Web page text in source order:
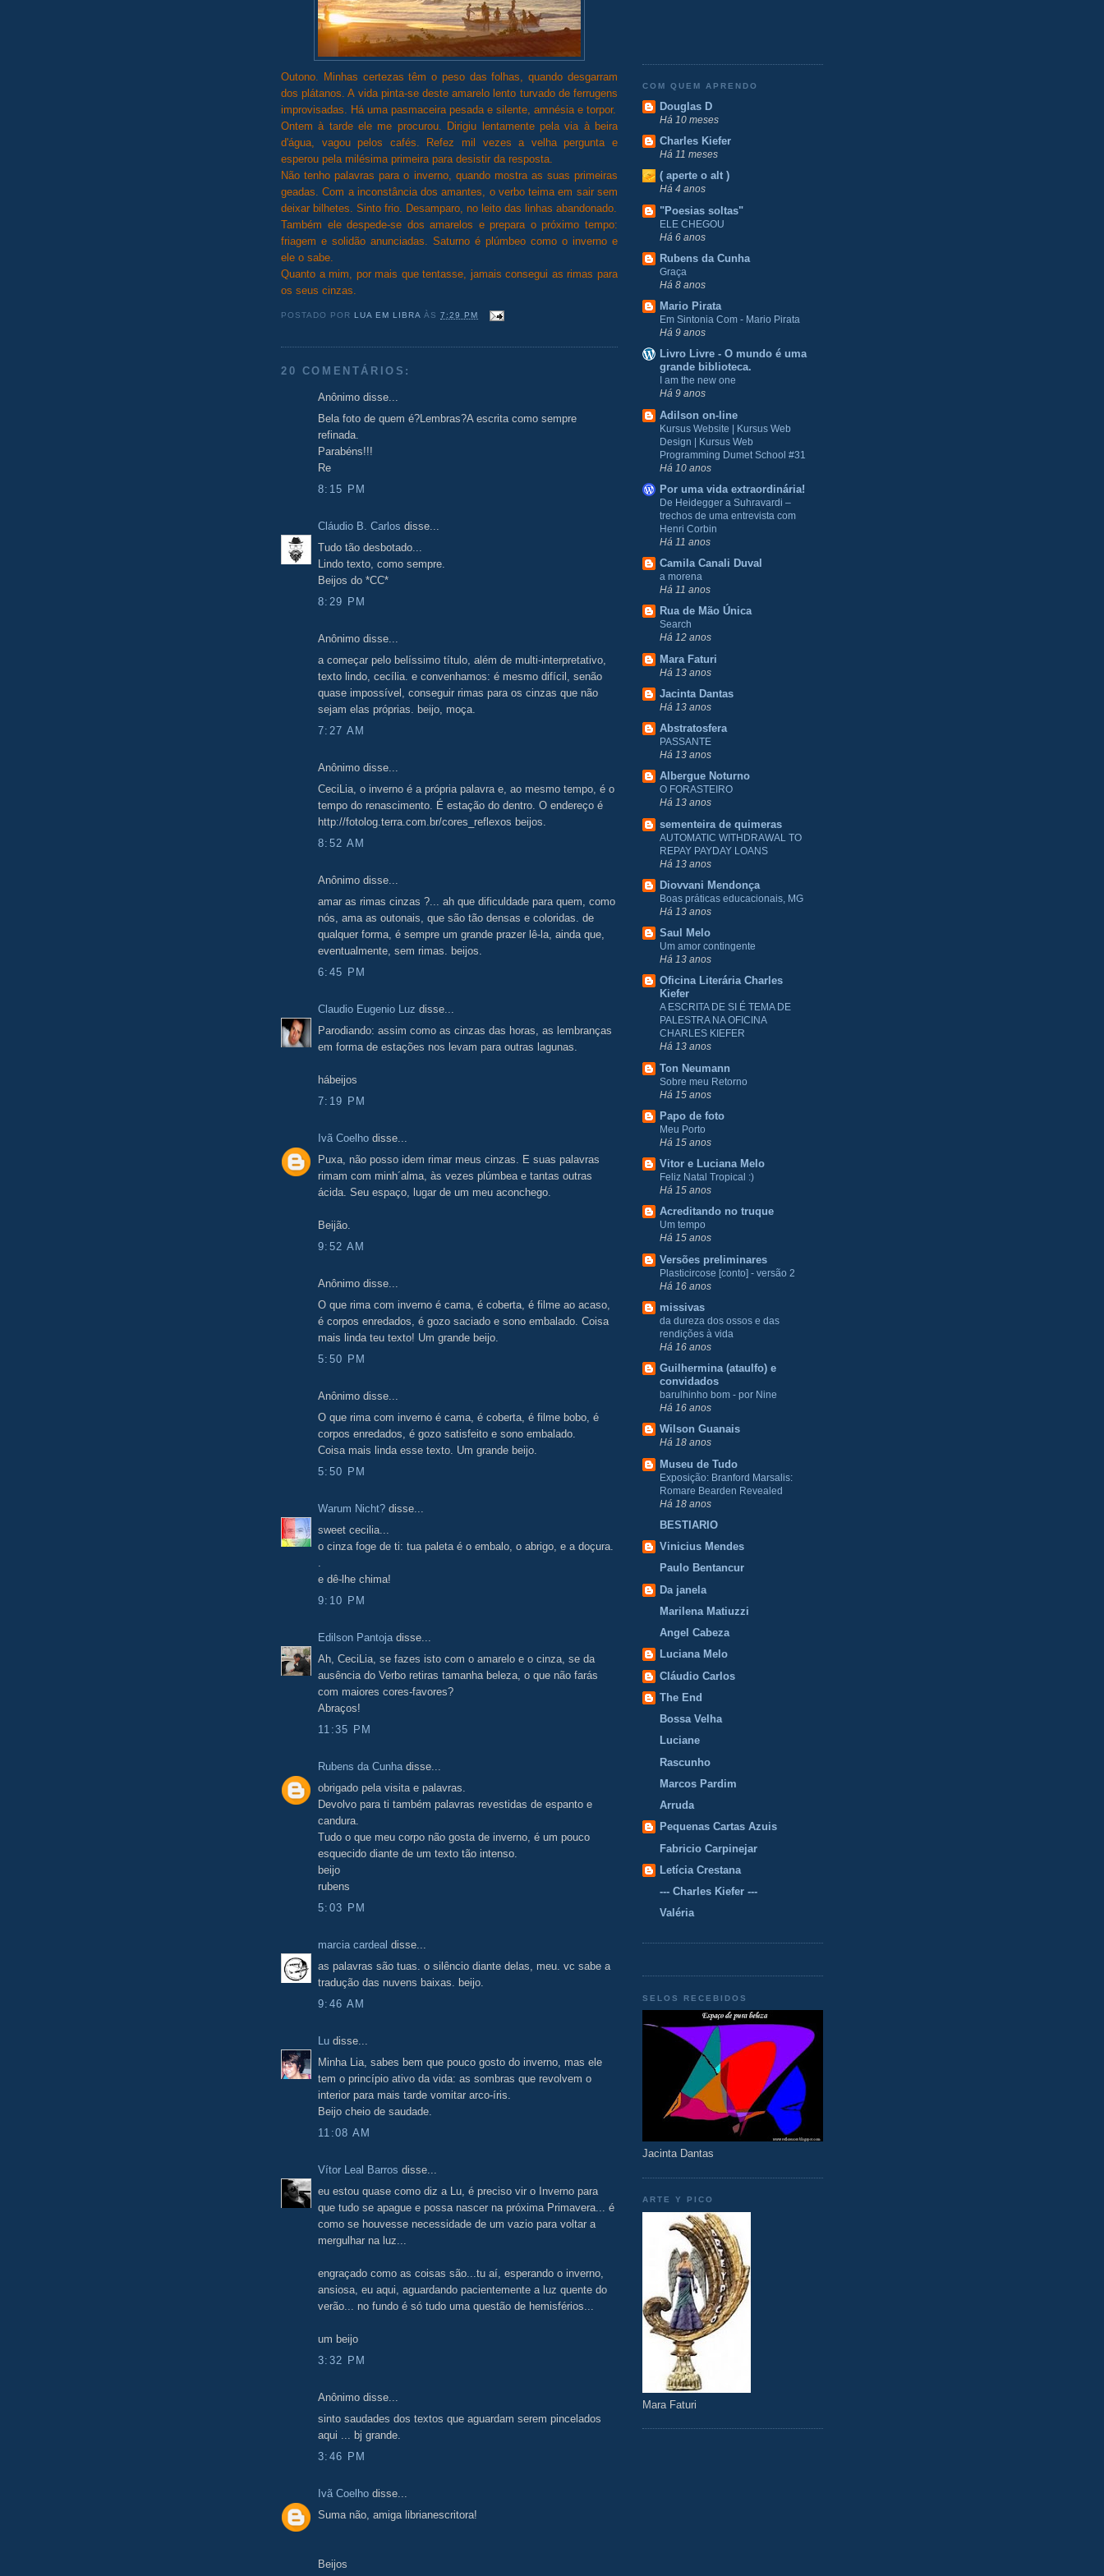
Outono. Minhas certezas têm o peso das folhas, quando desgarram
dos plátanos. A vida pinta-se deste amarelo lento turvado de ferrugens
improvisadas. Há uma pasmaceira pesada e silente, amnésia e torpor.
Ontem à tarde ele me procurou. Dirigiu lentamente pela via à beira
d'água, vagou pelos cafés. Refez mil vezes a velha pergunta e
esperou pela milésima primeira para desistir da resposta.
Não tenho palavras para o inverno, quando mostra as suas primeiras
geadas. Com a inconstância dos amantes, o verbo teima em sair sem
deixar bilhetes. Sinto frio. Desamparo, no leito das linhas abandonado.
Também ele despede-se dos amarelos e prepara o próximo tempo:
friagem e solidão anunciadas. Saturno é plúmbeo como o inverno e
ele o sabe.
Quanto a mim, por mais que tentasse, jamais consegui as rimas para
os seus cinzas.
POSTADO POR LUA EM LIBRA ÀS7:29 PM
20 COMENTÁRIOS:
Anônimo disse...
Bela foto de quem é?Lembras?A escrita como sempre
refinada.
Parabéns!!!
Re
8:15 PM
Cláudio B. Carlos disse...
Tudo tão desbotado...
Lindo texto, como sempre.
Beijos do *CC*
8:29 PM
Anônimo disse...
a começar pelo belíssimo título, além de multi-interpretativo,
texto lindo, cecília. e convenhamos: é mesmo difícil, senão
quase impossível, conseguir rimas para os cinzas que não
sejam elas próprias. beijo, moça.
7:27 AM
Anônimo disse...
CeciLia, o inverno é a própria palavra e, ao mesmo tempo, é o
tempo do renascimento. É estação do dentro. O endereço é
http://fotolog.terra.com.br/cores_reflexos beijos.
8:52 AM
Anônimo disse...
amar as rimas cinzas ?... ah que dificuldade para quem, como
nós, ama as outonais, que são tão densas e coloridas. de
qualquer forma, é sempre um grande prazer lê-la, ainda que,
eventualmente, sem rimas. beijos.
6:45 PM
Claudio Eugenio Luz disse...
Parodiando: assim como as cinzas das horas, as lembranças
em forma de estações nos levam para outras lagunas.
hábeijos
7:19 PM
Ivã Coelho disse...
Puxa, não posso idem rimar meus cinzas. E suas palavras
rimam com minh´alma, às vezes plúmbea e tantas outras
ácida. Seu espaço, lugar de um meu aconchego.
Beijão.
9:52 AM
Anônimo disse...
O que rima com inverno é cama, é coberta, é filme ao acaso,
é corpos enredados, é gozo saciado e sono embalado. Coisa
mais linda teu texto! Um grande beijo.
5:50 PM
Anônimo disse...
O que rima com inverno é cama, é coberta, é filme bobo, é
corpos enredados, é gozo satisfeito e sono embalado.
Coisa mais linda esse texto. Um grande beijo.
5:50 PM
Warum Nicht? disse...
sweet cecilia...
o cinza foge de ti: tua paleta é o embalo, o abrigo, e a doçura.
.
e dê-lhe chima!
9:10 PM
Edilson Pantoja disse...
Ah, CeciLia, se fazes isto com o amarelo e o cinza, se da
ausência do Verbo retiras tamanha beleza, o que não farás
com maiores cores-favores?
Abraços!
11:35 PM
Rubens da Cunha disse...
obrigado pela visita e palavras.
Devolvo para ti também palavras revestidas de espanto e
candura.
Tudo o que meu corpo não gosta de inverno, é um pouco
esquecido diante de um texto tão intenso.
beijo
rubens
5:03 PM
marcia cardeal disse...
as palavras são tuas. o silêncio diante delas, meu. vc sabe a
tradução das nuvens baixas. beijo.
9:46 AM
Lu disse...
Minha Lia, sabes bem que pouco gosto do inverno, mas ele
tem o princípio ativo da vida: as sombras que revolvem o
interior para mais tarde vomitar arco-íris.
Beijo cheio de saudade.
11:08 AM
Vítor Leal Barros disse...
eu estou quase como diz a Lu, é preciso vir o Inverno para
que tudo se apague e possa nascer na próxima Primavera... é
como se houvesse necessidade de um vazio para voltar a
mergulhar na luz...
engraçado como as coisas são...tu aí, esperando o inverno,
ansiosa, eu aqui, aguardando pacientemente a luz quente do
verão... no fundo é só tudo uma questão de hemisférios...
um beijo
3:32 PM
Anônimo disse...
sinto saudades dos textos que aguardam serem pincelados
aqui ... bj grande.
3:46 PM
Ivã Coelho disse...
Suma não, amiga librianescritora!
Beijos
COM QUEM APRENDO
Douglas D
Há 10 meses
Charles Kiefer
Há 11 meses
( aperte o alt )
Há 4 anos
"Poesias soltas"
ELE CHEGOU
Há 6 anos
Rubens da Cunha
Graça
Há 8 anos
Mario Pirata
Em Sintonia Com - Mario Pirata
Há 9 anos
Livro Livre - O mundo é uma
grande biblioteca.
I am the new one
Há 9 anos
Adilson on-line
Kursus Website | Kursus Web
Design | Kursus Web
Programming Dumet School #31
Há 10 anos
Por uma vida extraordinária!
De Heidegger a Suhravardi –
trechos de uma entrevista com
Henri Corbin
Há 11 anos
Camila Canali Duval
a morena
Há 11 anos
Rua de Mão Única
Search
Há 12 anos
Mara Faturi
Há 13 anos
Jacinta Dantas
Há 13 anos
Abstratosfera
PASSANTE
Há 13 anos
Albergue Noturno
O FORASTEIRO
Há 13 anos
sementeira de quimeras
AUTOMATIC WITHDRAWAL TO
REPAY PAYDAY LOANS
Há 13 anos
Diovvani Mendonça
Boas práticas educacionais, MG
Há 13 anos
Saul Melo
Um amor contingente
Há 13 anos
Oficina Literária Charles
Kiefer
A ESCRITA DE SI É TEMA DE
PALESTRA NA OFICINA
CHARLES KIEFER
Há 13 anos
Ton Neumann
Sobre meu Retorno
Há 15 anos
Papo de foto
Meu Porto
Há 15 anos
Vitor e Luciana Melo
Feliz Natal Tropical :)
Há 15 anos
Acreditando no truque
Um tempo
Há 15 anos
Versões preliminares
Plasticircose [conto] - versão 2
Há 16 anos
missivas
da dureza dos ossos e das
rendições à vida
Há 16 anos
Guilhermina (ataulfo) e
convidados
barulhinho bom - por Nine
Há 16 anos
Wilson Guanais
Há 18 anos
Museu de Tudo
Exposição: Branford Marsalis:
Romare Bearden Revealed
Há 18 anos
BESTIARIO
Vinicius Mendes
Paulo Bentancur
Da janela
Marilena Matiuzzi
Angel Cabeza
Luciana Melo
Cláudio Carlos
The End
Bossa Velha
Luciane
Rascunho
Marcos Pardim
Arruda
Pequenas Cartas Azuis
Fabricio Carpinejar
Letícia Crestana
--- Charles Kiefer ---
Valéria
SELOS RECEBIDOS
Jacinta Dantas
ARTE Y PICO
Mara Faturi